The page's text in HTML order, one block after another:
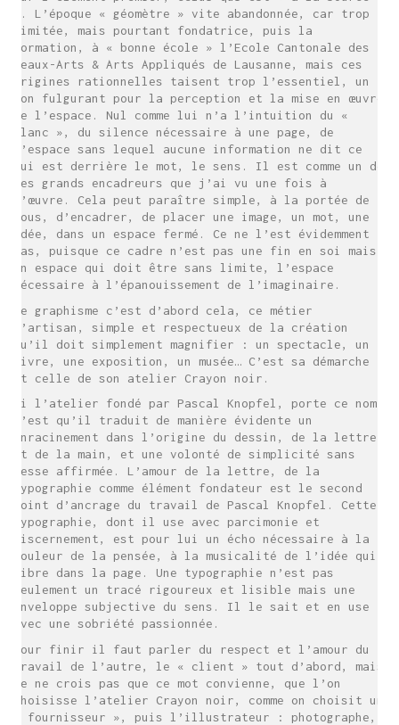
». L’époque « géomètre » vite abandonnée, car trop
limitée, mais pourtant fondatrice, puis la
formation, à « bonne école » l’Ecole Cantonale des
Beaux-Arts & Arts Appliqués de Lausanne, mais ces
origines rationnelles taisent trop l’essentiel, un
don fulgurant pour la perception et la mise en œuvre
de l’espace. Nul comme lui n’a l’intuition du «
blanc », du silence nécessaire à une page, de
l’espace sans lequel aucune information ne dit ce
qui est derrière le mot, le sens. Il est comme un de
ces grands encadreurs que j’ai vu une fois à
l’œuvre. Cela peut paraître simple, à la portée de
tous, d’encadrer, de placer une image, un mot, une
idée, dans un espace fermé. Ce ne l’est évidemment
pas, puisque ce cadre n’est pas une fin en soi mais
un espace qui doit être sans limite, l’espace
nécessaire à l’épanouissement de l’imaginaire.
Le graphisme c’est d’abord cela, ce métier
d’artisan, simple et respectueux de la création
qu’il doit simplement magnifier : un spectacle, un
livre, une exposition, un musée… C’est sa démarche
et celle de son atelier Crayon noir.
Si l’atelier fondé par Pascal Knopfel, porte ce nom,
c’est qu’il traduit de manière évidente un
enracinement dans l’origine du dessin, de la lettre
et de la main, et une volonté de simplicité sans
cesse affirmée. L’amour de la lettre, de la
typographie comme élément fondateur est le second
point d’ancrage du travail de Pascal Knopfel. Cette
typographie, dont il use avec parcimonie et
discernement, est pour lui un écho nécessaire à la
couleur de la pensée, à la musicalité de l’idée qui
vibre dans la page. Une typographie n’est pas
seulement un tracé rigoureux et lisible mais une
enveloppe subjective du sens. Il le sait et en use
avec une sobriété passionnée.
Pour finir il faut parler du respect et l’amour du
travail de l’autre, le « client » tout d’abord, mais
je ne crois pas que ce mot convienne, que l’on
choisisse l’atelier Crayon noir, comme on choisit un
« fournisseur », puis l’illustrateur : photographe,